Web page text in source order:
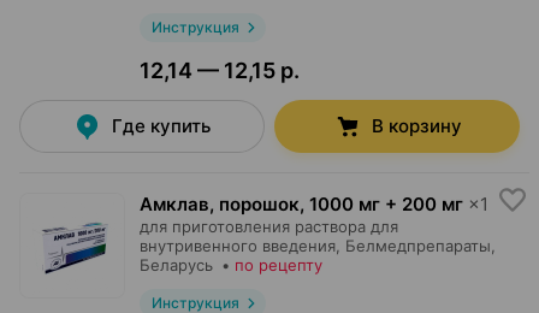
Инструкция
12,14 — 12,15 р.
Где купить В корзину
Амклав, порошок, 1000 мг + 200 мг ×1
для приготовления раствора для
внутривенного введения, Белмедпрепараты
Беларусь • по рецепту
Инструкция